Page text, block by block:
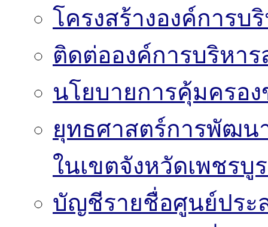
โครงสร้างองค์การ
ติดต่อองค์การบริหา
นโยบายการคุ้มครอ
ยุทธศาสตร์การพัฒน
ในเขตจังหวัดเพชรบู
บัญชีรายชื่อศูนย์ประ